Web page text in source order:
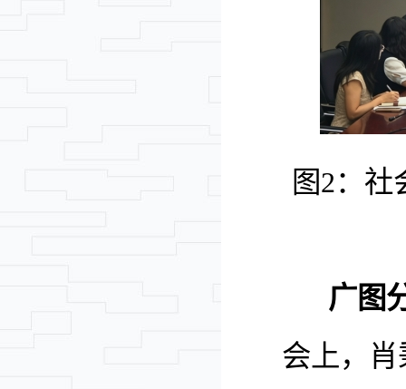
图2：社
广图
会上，肖